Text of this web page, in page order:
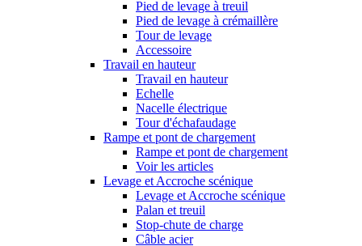
Pied de levage à treuil
Pied de levage à crémaillère
Tour de levage
Accessoire
Travail en hauteur
Travail en hauteur
Echelle
Nacelle électrique
Tour d'échafaudage
Rampe et pont de chargement
Rampe et pont de chargement
Voir les articles
Levage et Accroche scénique
Levage et Accroche scénique
Palan et treuil
Stop-chute de charge
Câble acier